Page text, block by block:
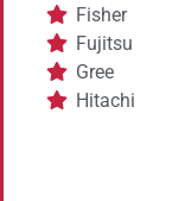
Fisher
Fujitsu
Gree
Hitachi